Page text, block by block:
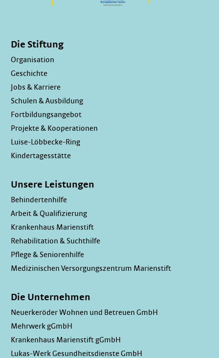
Die Stiftung
Organisation
Geschichte
Jobs & Karriere
Schulen & Ausbildung
Fortbildungsangebot
Projekte & Kooperationen
Luise-Löbbecke-Ring
Kindertagesstätte
Unsere Leistungen
Behindertenhilfe
Arbeit & Qualifizierung
Krankenhaus Marienstift
Rehabilitation & Suchthilfe
Pflege & Seniorenhilfe
Medizinischen Versorgungszentrum Marienstift
Die Unternehmen
Neuerkeröder Wohnen und Betreuen GmbH
Mehrwerk gGmbH
Krankenhaus Marienstift gGmbH
Lukas-Werk Gesundheitsdienste GmbH